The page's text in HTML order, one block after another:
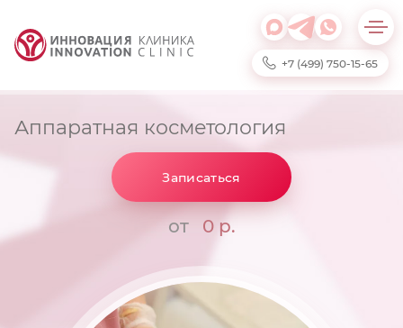
+7 (499) 750-15-65
Аппаратная косметология
Записаться
от 0 р.